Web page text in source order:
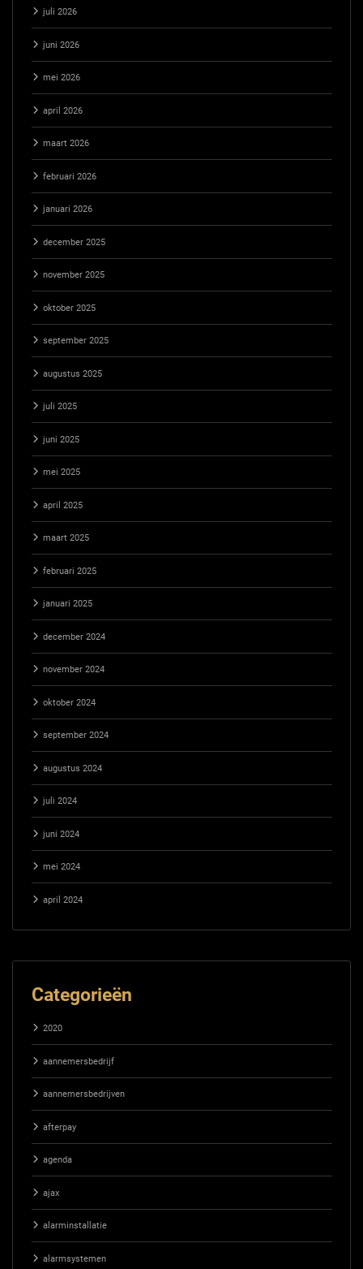
juli 2026
juni 2026
mei 2026
april 2026
maart 2026
februari 2026
januari 2026
december 2025
november 2025
oktober 2025
september 2025
augustus 2025
juli 2025
juni 2025
mei 2025
april 2025
maart 2025
februari 2025
januari 2025
december 2024
november 2024
oktober 2024
september 2024
augustus 2024
juli 2024
juni 2024
mei 2024
april 2024
Categorieën
2020
aannemersbedrijf
aannemersbedrijven
afterpay
agenda
ajax
alarminstallatie
alarmsystemen